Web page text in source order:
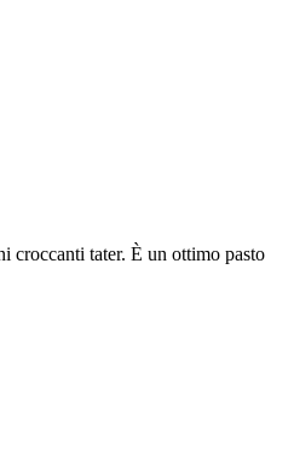
croccanti tater. È un ottimo pasto